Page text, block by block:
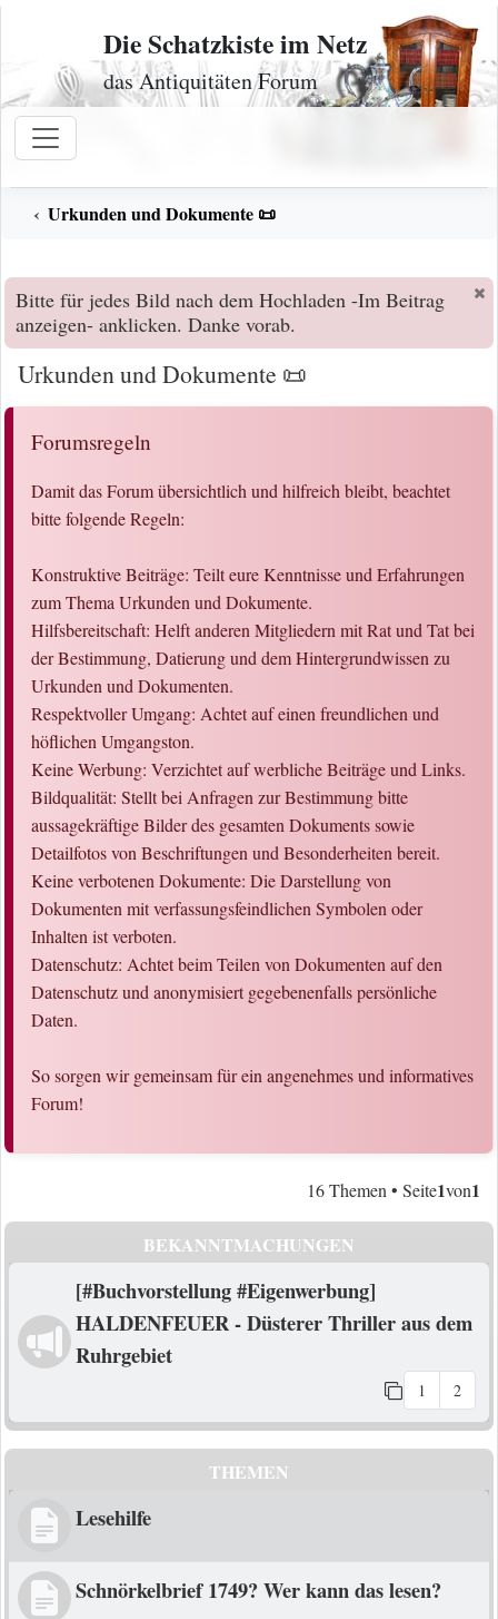
Zum Inhalt
Die Schatzkiste im Netz
das Antiquitäten Forum
Urkunden und Dokumente 📜
Bitte für jedes Bild nach dem Hochladen -Im Beitrag
anzeigen- anklicken. Danke vorab.
Urkunden und Dokumente 📜
Forumsregeln
Damit das Forum übersichtlich und hilfreich bleibt, beachtet
bitte folgende Regeln:
Konstruktive Beiträge: Teilt eure Kenntnisse und Erfahrungen
zum Thema Urkunden und Dokumente.
Hilfsbereitschaft: Helft anderen Mitgliedern mit Rat und Tat bei
der Bestimmung, Datierung und dem Hintergrundwissen zu
Urkunden und Dokumenten.
Respektvoller Umgang: Achtet auf einen freundlichen und
höflichen Umgangston.
Keine Werbung: Verzichtet auf werbliche Beiträge und Links.
Bildqualität: Stellt bei Anfragen zur Bestimmung bitte
aussagekräftige Bilder des gesamten Dokuments sowie
Detailfotos von Beschriftungen und Besonderheiten bereit.
Keine verbotenen Dokumente: Die Darstellung von
Dokumenten mit verfassungsfeindlichen Symbolen oder
Inhalten ist verboten.
Datenschutz: Achtet beim Teilen von Dokumenten auf den
Datenschutz und anonymisiert gegebenenfalls persönliche
Daten.
So sorgen wir gemeinsam für ein angenehmes und informatives
Forum!
16 Themen • Seite1von1
BEKANNTMACHUNGEN
[#Buchvorstellung #Eigenwerbung]
HALDENFEUER - Düsterer Thriller aus dem
Ruhrgebiet
1 2
THEMEN
Lesehilfe
Schnörkelbrief 1749? Wer kann das lesen?